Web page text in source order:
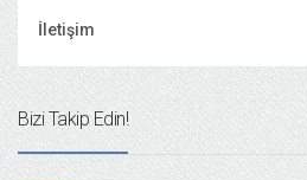
İletişim
Bizi Takip Edin!